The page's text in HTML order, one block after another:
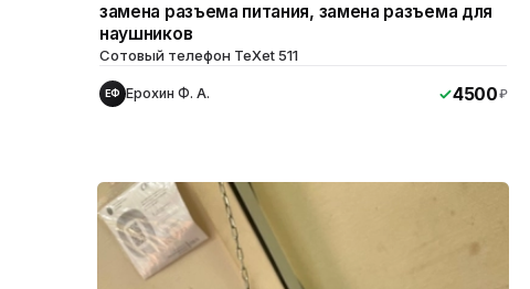
замена разъема питания, замена разъема для
наушников
Сотовый телефон TeXet 511
ЕФ Ерохин Ф. А. 4500₽